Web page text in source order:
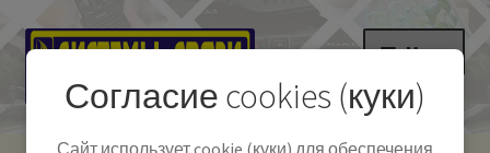
Перейти
навигации
Перейти
содержимому
Меню
Согласие cookies (куки)